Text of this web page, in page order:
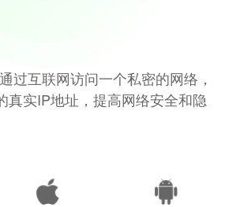
过互联网访问一个私密的网络，
真实IP地址，提高网络安全和隐